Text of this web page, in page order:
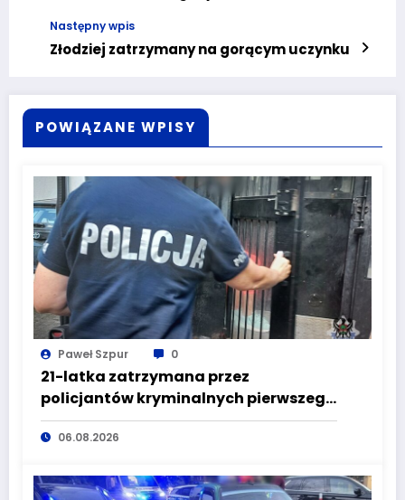
Następny wpis
Złodziej zatrzymany na gorącym uczynku
POWIĄZANE WPISY
Paweł Szpur 0
21-latka zatrzymana przez
policjantów kryminalnych pierwszego
komisariatu za kradzieże sklepowe
06.08.2026